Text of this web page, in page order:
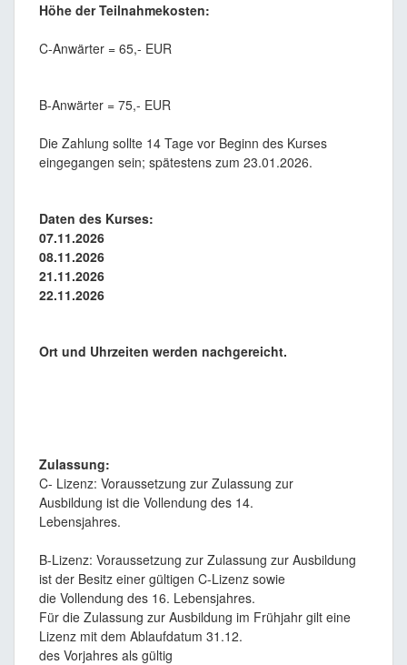
Höhe der Teilnahmekosten:
C-Anwärter = 65,- EUR
B-Anwärter = 75,- EUR
Die Zahlung sollte 14 Tage vor Beginn des Kurses
eingegangen sein; spätestens zum 23.01.2026.
Daten des Kurses:
07.11.2026
08.11.2026
21.11.2026
22.11.2026
Ort und Uhrzeiten werden nachgereicht.
Zulassung:
C- Lizenz: Voraussetzung zur Zulassung zur
Ausbildung ist die Vollendung des 14.
Lebensjahres.
B-Lizenz: Voraussetzung zur Zulassung zur Ausbildung
ist der Besitz einer gültigen C-Lizenz sowie
die Vollendung des 16. Lebensjahres.
Für die Zulassung zur Ausbildung im Frühjahr gilt eine
Lizenz mit dem Ablaufdatum 31.12.
des Vorjahres als gültig